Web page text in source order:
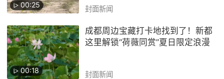
00:25 封面新闻
00:18
成都周边宝藏打卡地找到了！新都
这里解锁“荷薇同赏”夏日限定浪漫
封面新闻